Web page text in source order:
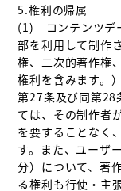
5.権利の帰属
(1)　コンテンツデ
部を利用して制作
権、二次的著作権
権利を含みます。
第27条及び同第28
ては、その制作者
を要することなく
す。また、ユーザ
分）について、著
る権利も行使・主